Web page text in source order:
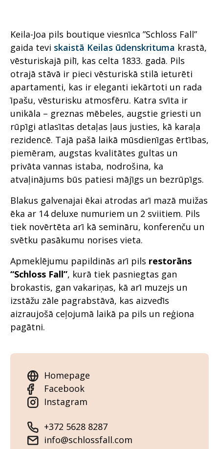
Keila-Joa pils boutique viesnīca ”Schloss Fall”
gaida tevi skaistā Keilas ūdenskrituma krastā,
vēsturiskajā pilī, kas celta 1833. gadā. Pils
otrajā stāvā ir pieci vēsturiskā stilā ieturēti
apartamenti, kas ir eleganti iekārtoti un rada
īpašu, vēsturisku atmosfēru. Katra svīta ir
unikāla – greznas mēbeles, augstie griesti un
rūpīgi atlasītas detaļas ļaus justies, kā karaļa
rezidencē. Tajā pašā laikā mūsdienīgas ērtības,
piemēram, augstas kvalitātes gultas un
privāta vannas istaba, nodrošina, ka
atvaļinājums būs patiesi mājīgs un bezrūpīgs.
Blakus galvenajai ēkai atrodas arī mazā muižas
ēka ar 14 deluxe numuriem un 2 sviitiem. Pils
tiek novērtēta arī kā semināru, konferenču un
svētku pasākumu norises vieta.
Apmeklējumu papildinās arī pils restorāns
“Schloss Fall”, kurā tiek pasniegtas gan
brokastis, gan vakariņas, kā arī muzejs un
izstāžu zāle pagrabstāvā, kas aizvedīs
aizraujošā ceļojumā laikā pa pils un reģiona
pagātni.
Homepage
Facebook
Instagram
+372 5628 8287
info@schlossfall.com